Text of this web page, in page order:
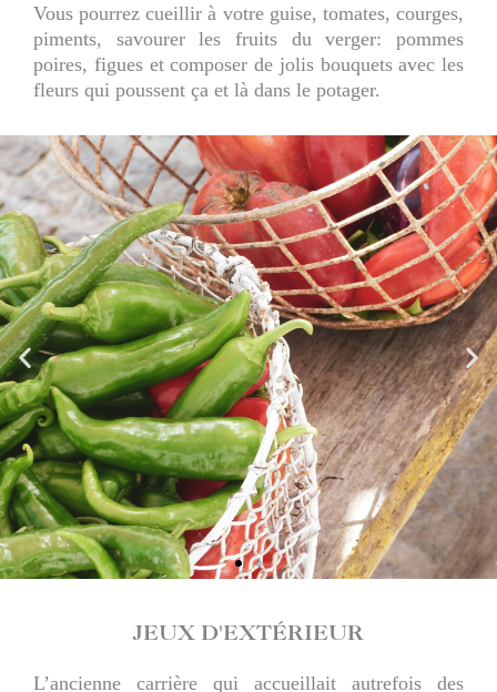
Vous pourrez cueillir à votre guise, tomates, courges,
piments, savourer les fruits du verger: pommes
poires, figues et composer de jolis bouquets avec les
fleurs qui poussent ça et là dans le potager.
JEUX D'EXTÉRIEUR
L’ancienne carrière qui accueillait autrefois des